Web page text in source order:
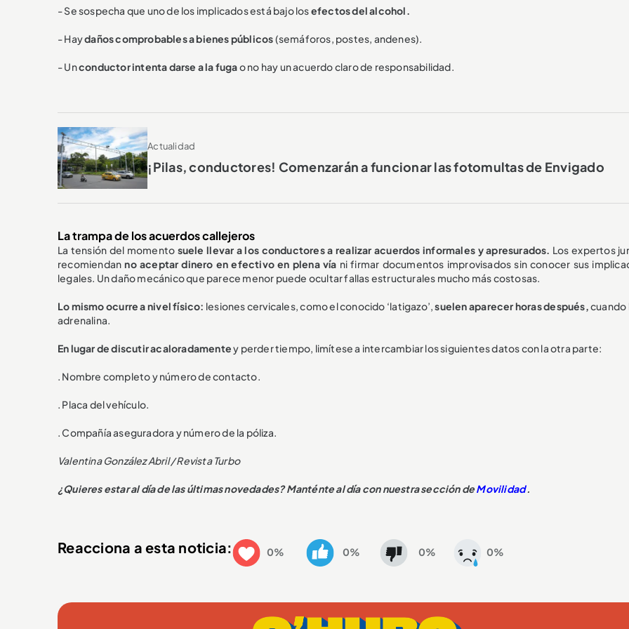
- Se sospecha que uno de los implicados está bajo losefectos del alcohol.
- Haydaños comprobables a bienes públicos(semáforos, postes, andenes).
- Unconductor intenta darse a la fugao no hay un acuerdo claro de responsabilidad.
Actualidad
¡Pilas, conductores! Comenzarán a funcionar las fotomultas de Envigado
La trampa de los acuerdos callejeros
La tensión del momento suele llevar a los conductores a realizar acuerdos informales y apresurados. Los expertos
recomiendanno aceptar dinero en efectivo en plena vía ni firmar documentos improvisados sin conocer sus
legales. Un daño mecánico que parece menor puede ocultar fallas estructurales mucho más costosas.
Lo mismo ocurre a nivel físico: lesiones cervicales, como el conocido ‘latigazo’,suelen aparecer horas después,cuando
adrenalina.
En lugar de discutir acaloradamentey perder tiempo, limítese a intercambiar los siguientes datos con la otra parte:
. Nombre completo y número de contacto.
. Placa del vehículo.
. Compañía aseguradora y número de la póliza.
Valentina González Abril / Revista Turbo
¿Quieres estar al día de las últimas novedades? Manténte al día con nuestra sección deMovilidad.
Reacciona a esta noticia: 0% 0% 0% 0%